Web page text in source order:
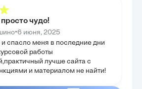
чудо!
•6 июня, 2025
спасло меня в последние дни
работы
лучше сайта с
и материалом не найти!